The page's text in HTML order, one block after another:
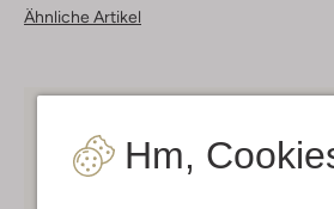
Hm,
Ähnliche Artikel
Mitglieder in Deutschland